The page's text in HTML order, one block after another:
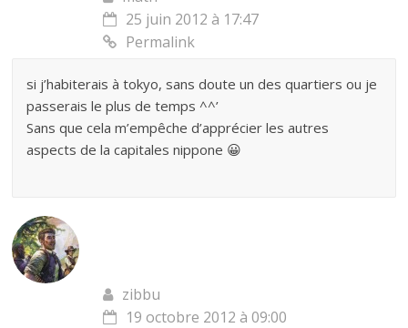
25 juin 2012 à 17:47
Permalink
si j’habiterais à tokyo, sans doute un des quartiers ou je
passerais le plus de temps ^^’
Sans que cela m’empêche d’apprécier les autres
aspects de la capitales nippone 😀
zibbu
19 octobre 2012 à 09:00